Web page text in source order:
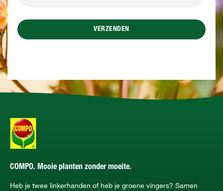
VERZENDEN
COMPO. Mooie planten zonder moeite.
Heb je twee linkerhanden of heb je groene vingers? Samen